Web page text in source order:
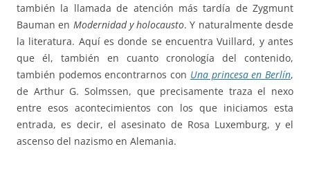
también la llamada de atención más tardía de Zygmunt
Bauman en Modernidad y holocausto. Y naturalmente desde
la literatura. Aquí es donde se encuentra Vuillard, y antes
que él, también en cuanto cronología del contenido,
también podemos encontrarnos con Una princesa en Berlín,
de Arthur G. Solmssen, que precisamente traza el nexo
entre esos acontecimientos con los que iniciamos esta
entrada, es decir, el asesinato de Rosa Luxemburg, y el
ascenso del nazismo en Alemania.